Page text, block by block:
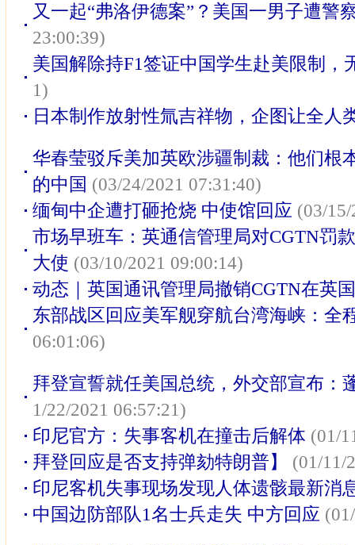
又一起“弗洛伊德案”？美国一男子遭警
23:00:39)
美国解除持F1签证中国学生赴美限制，
1)
日本制作放射性氚吉祥物，企图让全人
华春莹驳斥美加英欧涉疆制裁：他们根
的中国 (03/24/2021 07:31:40)
缅甸中企遭打砸抢烧 中使馆回应 (03/
市场早班车：英通信管理局对CGTN罚
大使 (03/10/2021 09:00:14)
动态｜英国通讯管理局撤销CGTN在英
东部战区回应美军舰穿航台湾海峡：全
06:01:06)
拜登宣誓就任美国总统，外交部宣布：
1/22/2021 06:57:21)
印尼官方：失事客机在撞击后解体 (01/
拜登回应是否支持弹劾特朗普】
(01/11/
印尼客机失事现场发现人体遗骸最新消
中国边防部队1名士兵走失 中方回应